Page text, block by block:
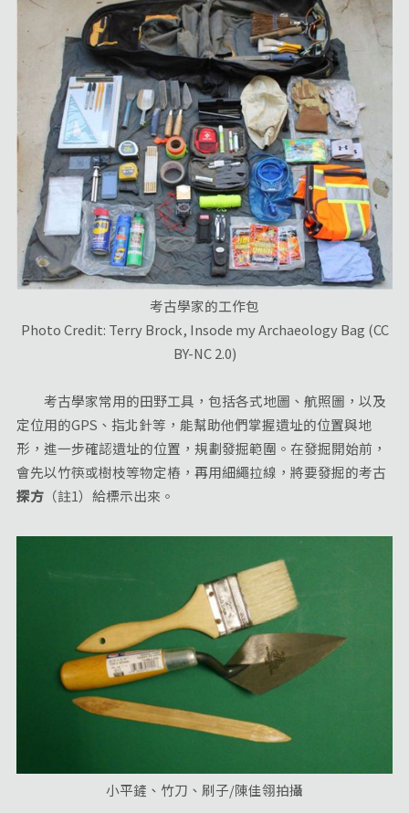
考古學家的工作包
Photo Credit: Terry Brock, Insode my Archaeology Bag (CC
BY-NC 2.0)
考古學家常用的田野工具，包括各式地圖、航照圖，以及
定位用的GPS、指北針等，能幫助他們掌握遺址的位置與地
形，進一步確認遺址的位置，規劃發掘範圍。在發掘開始前，
會先以竹筷或樹枝等物定樁，再用細繩拉線，將要發掘的考古
探方（註1）給標示出來。
小平鏟、竹刀、刷子/陳佳翎拍攝